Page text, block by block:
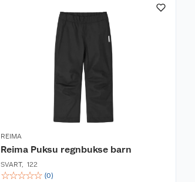
REIMA
Reima Puksu regnbukse barn
SVART, 122
☆☆☆☆☆ (0)